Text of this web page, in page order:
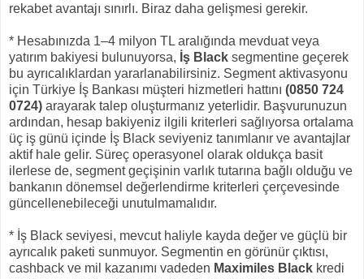
rekabet avantajı sınırlı. Biraz daha gelişmesi gerekir.
* Hesabınızda 1–4 milyon TL aralığında mevduat veya
yatırım bakiyesi bulunuyorsa, İş Black segmentine geçerek
bu ayrıcalıklardan yararlanabilirsiniz. Segment aktivasyonu
için Türkiye İş Bankası müşteri hizmetleri hattını (0850 724
0724) arayarak talep oluşturmanız yeterlidir. Başvurunuzun
ardından, hesap bakiyeniz ilgili kriterleri sağlıyorsa ortalama
üç iş günü içinde İş Black seviyeniz tanımlanır ve avantajlar
aktif hale gelir. Süreç operasyonel olarak oldukça basit
ilerlese de, segment geçişinin varlık tutarına bağlı olduğu ve
bankanın dönemsel değerlendirme kriterleri çerçevesinde
güncellenebileceği unutulmamalıdır.
* İş Black seviyesi, mevcut haliyle kayda değer ve güçlü bir
ayrıcalık paketi sunmuyor. Segmentin en görünür çıktısı,
cashback ve mil kazanımı vadeden Maximiles Black kredi